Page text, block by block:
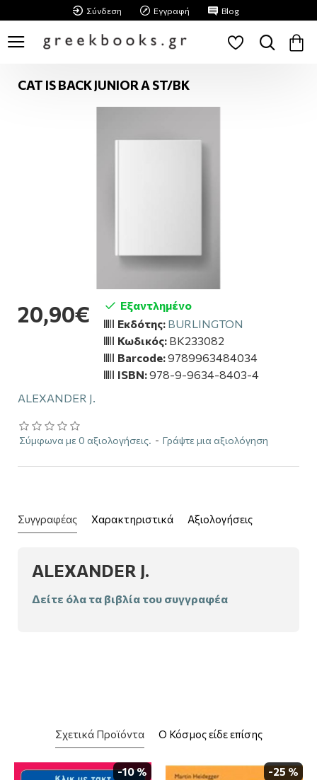
Σύνδεση Εγγραφή Blog
CAT IS BACK JUNIOR A ST/BK
ALEXANDER J.
Σύμφωνα με 0 αξιολογήσεις. - Γράψτε μια αξιολόγηση
20,90€
Εξαντλημένο
Εκδότης: BURLINGTON
Κωδικός: BK233082
Barcode:9789963484034
ISBN:978-9-9634-8403-4
Συγγραφέας Χαρακτηριστικά Αξιολογήσεις
ALEXANDER J.
Δείτε όλα τα βιβλία του συγγραφέα
Σχετικά Προϊόντα Ο Κόσμος είδε επίσης
-10 % -25 %